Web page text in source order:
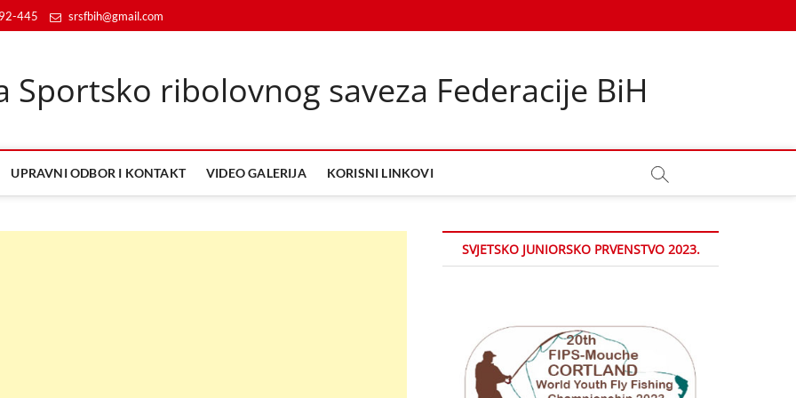
445 srsfbih@gmail.com
Sportsko ribolovnog saveza Federacije BiH
UPRAVNI ODBOR I KONTAKT VIDEO GALERIJA KORISNI LINKOVI
SVJETSKO JUNIORSKO PRVENSTVO 2023.